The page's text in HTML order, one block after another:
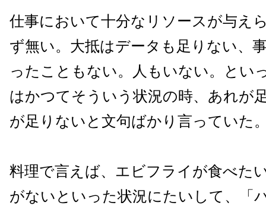
仕事において十分なリソースが与え
ず無い。大抵はデータも足りない、
ったこともない。人もいない。とい
はかつてそういう状況の時、あれが
が足りないと文句ばかり言っていた
料理で言えば、エビフライが食べた
がないといった状況にたいして、「